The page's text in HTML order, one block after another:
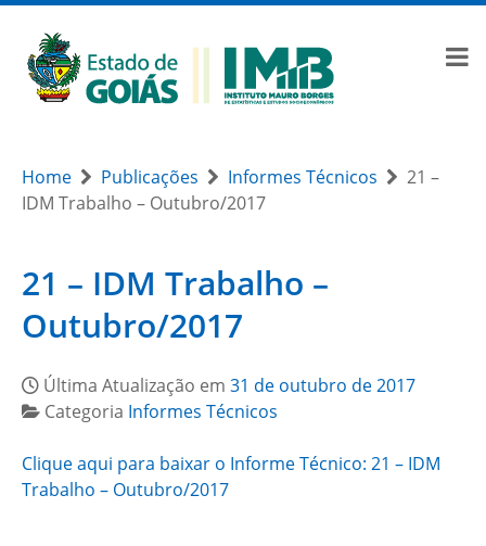
Home Publicações Informes Técnicos
21 –
IDM Trabalho – Outubro/2017
21 – IDM Trabalho –
Outubro/2017
Última Atualização em 31 de outubro de 2017
Categoria Informes Técnicos
Clique aqui para baixar o Informe Técnico: 21 – IDM
Trabalho – Outubro/2017